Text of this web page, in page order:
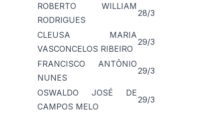
ROBERTO WILLIAM
RODRIGUES
28/3
CLEUSA MARIA
VASCONCELOS RIBEIRO
29/3
FRANCISCO ANTÔNIO
NUNES
29/3
OSWALDO JOSÉ DE
CAMPOS MELO
29/3